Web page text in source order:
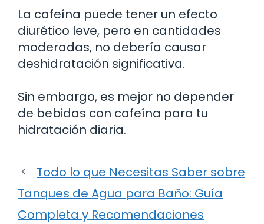
La cafeína puede tener un efecto
diurético leve, pero en cantidades
moderadas, no debería causar
deshidratación significativa.
Sin embargo, es mejor no depender
de bebidas con cafeína para tu
hidratación diaria.
Todo lo que Necesitas Saber sobre
Tanques de Agua para Baño: Guía
Completa y Recomendaciones